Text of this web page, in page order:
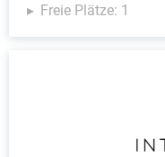
Freie Plätze: 1